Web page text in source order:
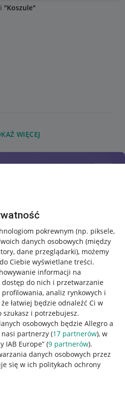
pokrewnym (np. piksele,
danych osobowych (między
dane przeglądarki), możemy
Ciebie wyświetlane treści.
informacji na
do nich i przetwarzanie
analiz rynkowych i
łatwiej będzie odnaleźć Ci w
szukasz i potrzebujesz.
osobowych będzie Allegro a
partnerzy (17 partnerów), w
IAB Europe” (9 partnerów).
danych osobowych przez
się w ich politykach ochrony
"Koszule"
WIĘCEJ